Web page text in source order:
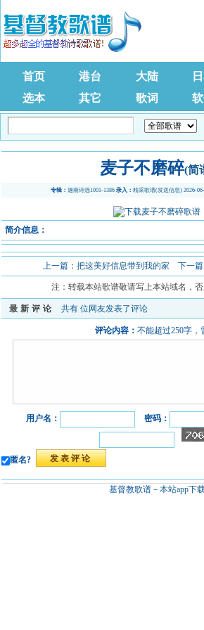
首页 港台 大陆
选本
其它 歌词
麦子不磨碎(简
专辑：迦南诗选1001-1386 录入：精采歌谱(发送信息) 2026-
简介信息：
上一篇： 把这美好信息带到我的家 下一篇
注：转载本站歌谱敬请写上本站域名，否
最新评论 共有位网友发表了评论
评论内容：不能超过250字
用户名： 密码：
匿名?
基督教歌谱－本站app下